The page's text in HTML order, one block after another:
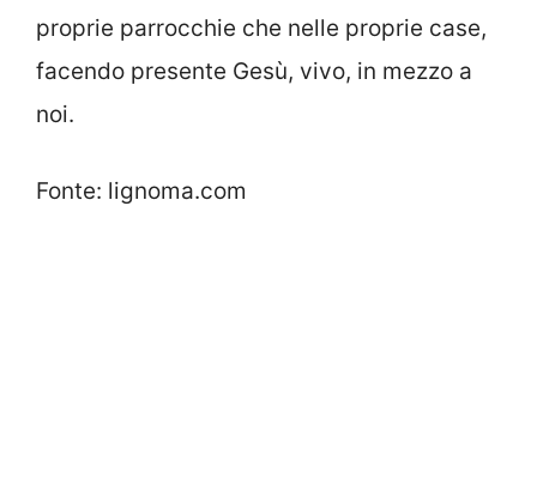
proprie parrocchie che nelle proprie case,
facendo presente Gesù, vivo, in mezzo a
noi.
Fonte: lignoma.com